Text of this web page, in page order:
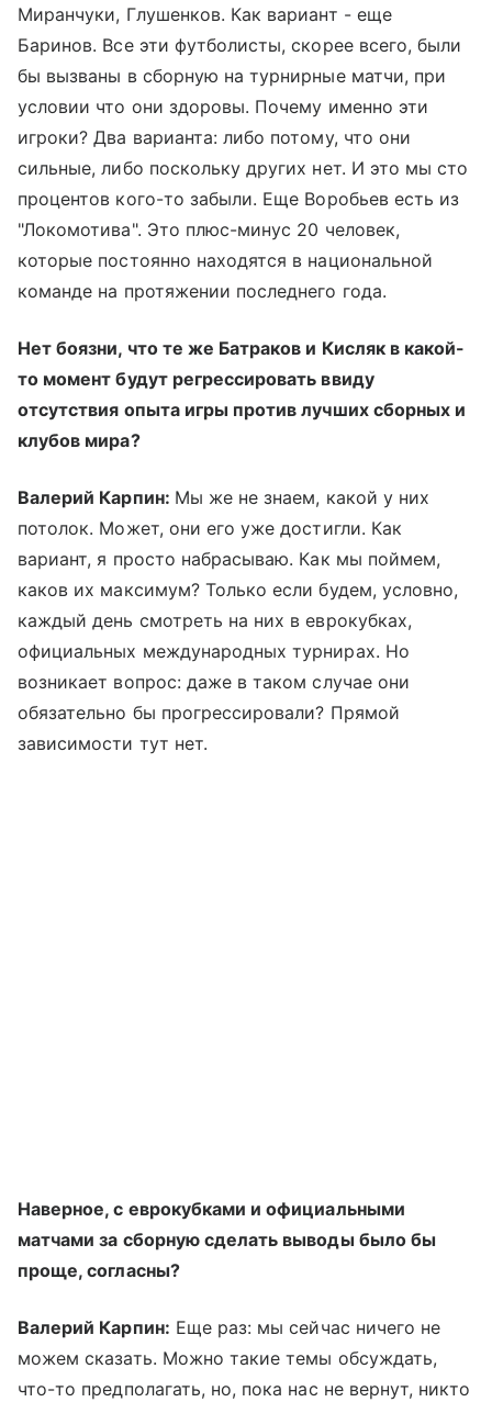
Миранчуки, Глушенков. Как вариант - еще
Баринов. Все эти футболисты, скорее всего, были
бы вызваны в сборную на турнирные матчи, при
условии что они здоровы. Почему именно эти
игроки? Два варианта: либо потому, что они
сильные, либо поскольку других нет. И это мы сто
процентов кого-то забыли. Еще Воробьев есть из
"Локомотива". Это плюс-минус 20 человек,
которые постоянно находятся в национальной
команде на протяжении последнего года.
Нет боязни, что те же Батраков и Кисляк в какой-
то момент будут регрессировать ввиду
отсутствия опыта игры против лучших сборных и
клубов мира?
Валерий Карпин: Мы же не знаем, какой у них
потолок. Может, они его уже достигли. Как
вариант, я просто набрасываю. Как мы поймем,
каков их максимум? Только если будем, условно,
каждый день смотреть на них в еврокубках,
официальных международных турнирах. Но
возникает вопрос: даже в таком случае они
обязательно бы прогрессировали? Прямой
зависимости тут нет.
Наверное, с еврокубками и официальными
матчами за сборную сделать выводы было бы
проще, согласны?
Валерий Карпин: Еще раз: мы сейчас ничего не
можем сказать. Можно такие темы обсуждать,
что-то предполагать, но, пока нас не вернут, никто